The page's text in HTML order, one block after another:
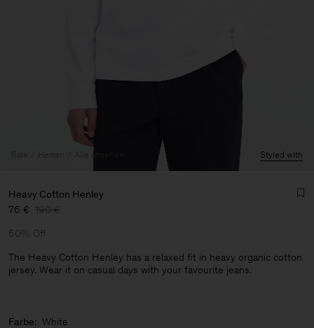
Sale Herren Alle ansehen Styled with
Heavy Cotton Henley
76 € 190 €
60% Off
The Heavy Cotton Henley has a relaxed fit in heavy organic cotton
jersey. Wear it on casual days with your favourite jeans.
Farbe: White